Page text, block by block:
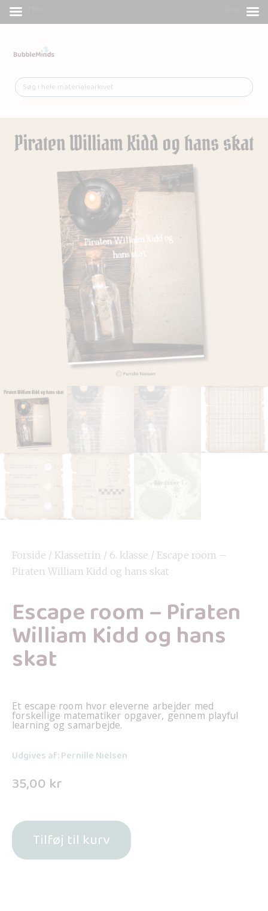
Forside / Klassetrin / 6. klasse / Escape room –
Piraten William Kidd og hans skat
Escape room – Piraten
William Kidd og hans
skat
Et escape room hvor eleverne arbejder med
forskellige matematiker opgaver, gennem playful
learning og samarbejde.
Udgives af: Pernille Nielsen
35,00 kr
Tilføj til kurv